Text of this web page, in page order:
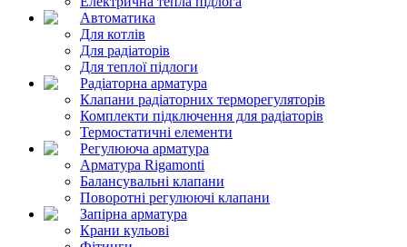
Автоматика
Для котлів
Для радіаторів
Для теплої підлоги
Радіаторна арматура
Клапани радіаторних терморегуляторів
Комплекти підключення для радіаторів
Термостатичні елементи
Регулююча арматура
Арматура Rigamonti
Балансувальні клапани
Поворотні регулюючі клапани
Запірна арматура
Крани кульові